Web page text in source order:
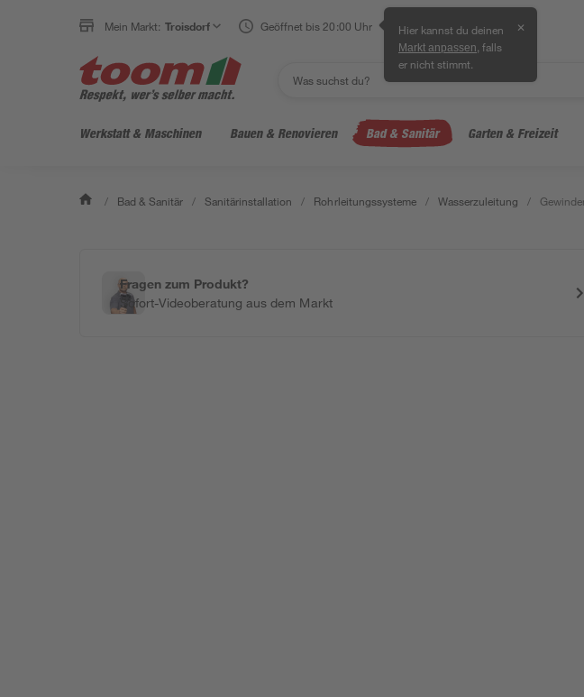
Mein Markt: Troisdorf Geöffnet bis 20:00 Uhr Hier kannst du deinen
Markt anpassen , falls
er nicht stimmt.
✕
Werkstatt & Maschinen Bauen & Renovieren Bad & Sanitär Garten & Freizeit
/ Bad & Sanitär / Sanitärinstallation / Rohrleitungssysteme / Wasserzuleitung /
Fragen zum Produkt?
Sofort-Videoberatung aus dem Markt